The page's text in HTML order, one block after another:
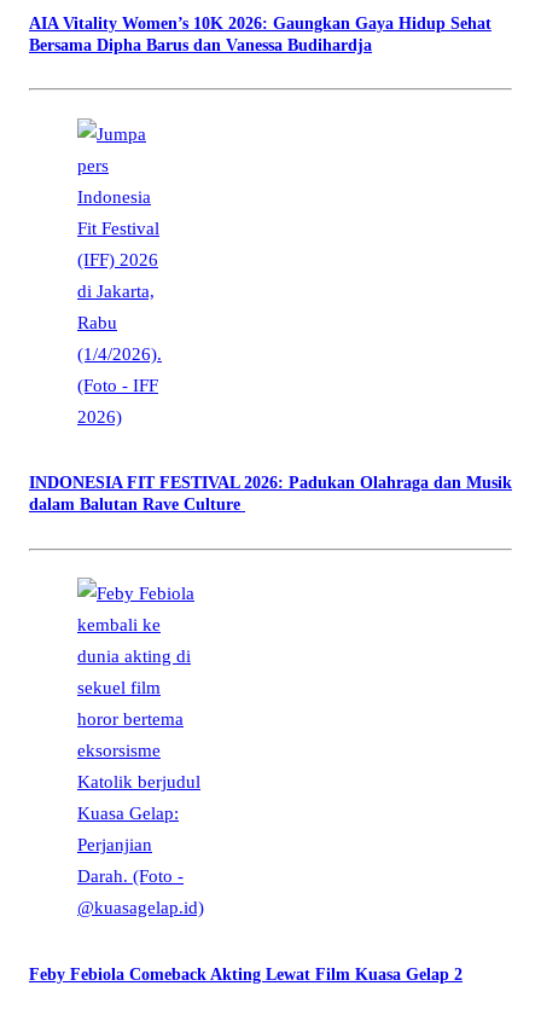
AIA Vitality Women’s 10K 2026: Gaungkan Gaya Hidup Sehat
Bersama Dipha Barus dan Vanessa Budihardja
INDONESIA FIT FESTIVAL 2026: Padukan Olahraga dan Musik
dalam Balutan Rave Culture
Feby Febiola Comeback Akting Lewat Film Kuasa Gelap 2